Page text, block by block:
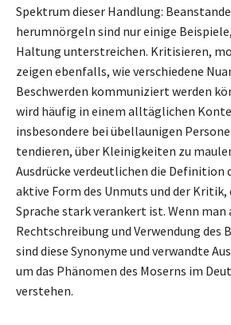
Spektrum dieser Handlung:
herumnörgeln sind nur einige
Haltung unterstreichen. Kritisieren,
zeigen ebenfalls, wie verschiedene
Beschwerden kommuniziert werden
wird häufig in einem alltäglichen
insbesondere bei übellaunigen
tendieren, über Kleinigkeiten zu
Ausdrücke verdeutlichen die Definition
aktive Form des Unmuts und der Kritik,
Sprache stark verankert ist. Wenn man
Rechtschreibung und Verwendung des
sind diese Synonyme und verwandte
um das Phänomen des Moserns im
verstehen.